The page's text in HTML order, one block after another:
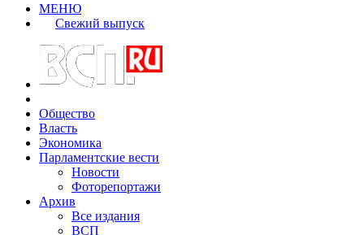
МЕНЮ
Свежий выпуск
Общество
Власть
Экономика
Парламентские вести
Новости
Фоторепортажи
Архив
Все издания
ВСП